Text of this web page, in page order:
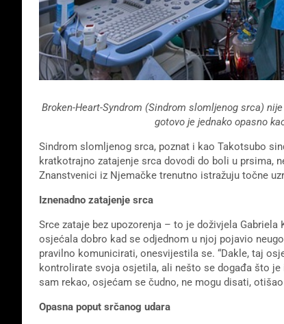
Broken-Heart-Syndrom (Sindrom slomljenog srca)
gotovo je jednako opasno
Sindrom slomljenog srca, poznat i kao Takotsubo
kratkotrajno zatajenje srca dovodi do boli u prsima,
Znanstvenici iz Njemačke trenutno istražuju točne
Iznenadno zatajenje srca
Srce zataje bez upozorenja – to je doživjela
osjećala dobro kad se odjednom u njoj pojavio
pravilno komunicirati, onesvijestila se. “Dakle, taj
kontrolirate svoja osjetila, ali nešto se događa što
sam rekao, osjećam se čudno, ne mogu disati, otišao
Opasna poput srčanog udara